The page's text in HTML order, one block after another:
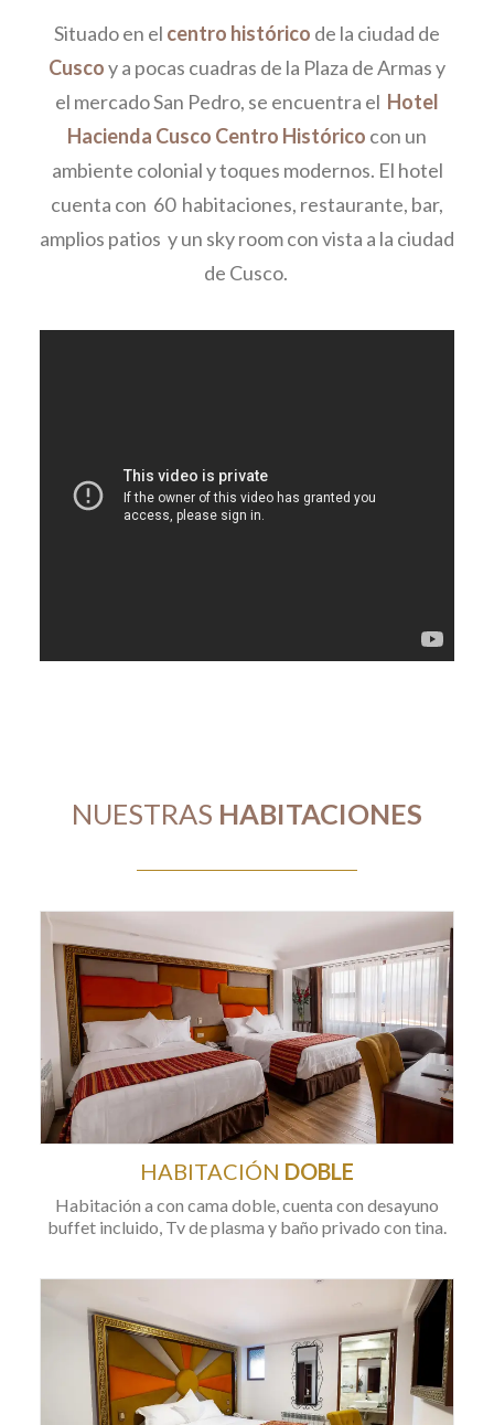
Situado en el centro histórico de la ciudad de
Cuscoy a pocas cuadras de la Plaza de Armas y
el mercado San Pedro, se encuentra el Hotel
Hacienda Cusco Centro Histórico con un
ambiente colonial y toques modernos. El hotel
cuenta con 60 habitaciones, restaurante, bar,
amplios patios y un sky room con vista a la ciudad
de Cusco.
NUESTRAS HABITACIONES
HABITACIÓN DOBLE
Habitación a con cama doble, cuenta con desayuno
buffet incluido, Tv de plasma y baño privado con tina.